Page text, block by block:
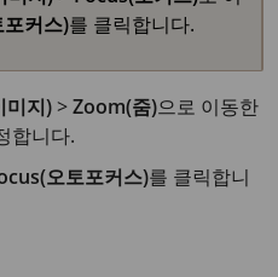
커스)를 클릭합니다.
미지)>Zoom(줌)으로 이동한
합니다.
오토포커스)를 클릭합니